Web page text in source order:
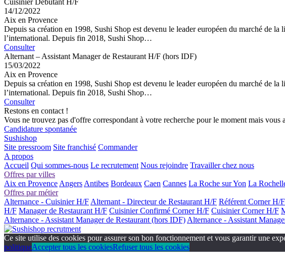
14/12/2022
Aix en Provence
Depuis sa création en 1998, Sushi Shop est devenu le leader européen du marché de
l’international. Depuis fin 2018, Sushi Shop…
Consulter
Alternant – Assistant Manager de Restaurant H/F (hors IDF)
15/03/2022
Aix en Provence
Depuis sa création en 1998, Sushi Shop est devenu le leader européen du marché de
l’international. Depuis fin 2018, Sushi Shop…
Consulter
Restons en contact !
Vous ne trouvez pas d'offre correspondant à votre recherche pour le moment mais
Candidature spontanée
Sushishop
Site pressroom Site franchisé Commander
A propos
Accueil Qui sommes-nous Le recrutement Nous rejoindre Travailler chez nous
Offres par villes
Aix en Provence Angers Antibes Bordeaux Caen Cannes La Roche sur Yon La
Offres par métier
Alternance - Cuisinier H/F Alternant - Directeur de Restaurant H/F Référent Corner H/F
H/F Manager de Restaurant H/F Cuisinier Confirmé Corner H/F Cuisinier Corner H/F
Alternance - Assistant Manager de Restaurant (hors IDF) Alternance - Assistant
Ce site utilise des cookies pour assurer son bon fonctionnement et vous garantir une
politiqueAccepter tous les cookiesRefuser tous les cookies